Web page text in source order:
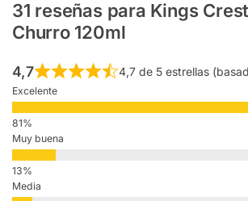
31 reseñas para Kings
Churro 120ml
4,7 4,7 de 5 estrellas
Excelente
Muy buena
Media